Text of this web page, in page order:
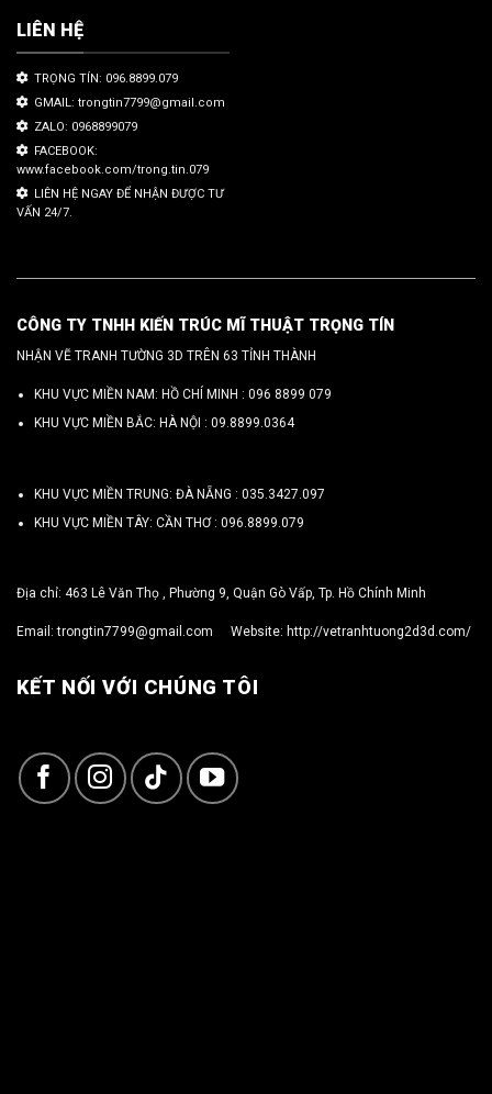
LIÊN HỆ
TRỌNG TÍN: 096.8899.079
GMAIL: trongtin7799@gmail.com
ZALO: 0968899079
FACEBOOK:
www.facebook.com/trong.tin.079
LIÊN HỆ NGAY ĐỂ NHẬN ĐƯỢC TƯ
VẤN 24/7.
CÔNG TY TNHH KIẾN TRÚC MĨ THUẬT TRỌNG TÍN
NHẬN VẼ TRANH TƯỜNG 3D TRÊN 63 TỈNH THÀNH
KHU VỰC MIỀN NAM: HỒ CHÍ MINH : 096 8899 079
KHU VỰC MIỀN BẮC: HÀ NỘI : 09.8899.0364
KHU VỰC MIỀN TRUNG: ĐÀ NẴNG : 035.3427.097
KHU VỰC MIỀN TÂY: CẦN THƠ : 096.8899.079
Địa chỉ: 463 Lê Văn Thọ , Phường 9, Quận Gò Vấp, Tp. Hồ Chính Minh
Email:trongtin7799@gmail.com Website: http://vetranhtuong2d3d.com/
KẾT NỐI VỚI CHÚNG TÔI